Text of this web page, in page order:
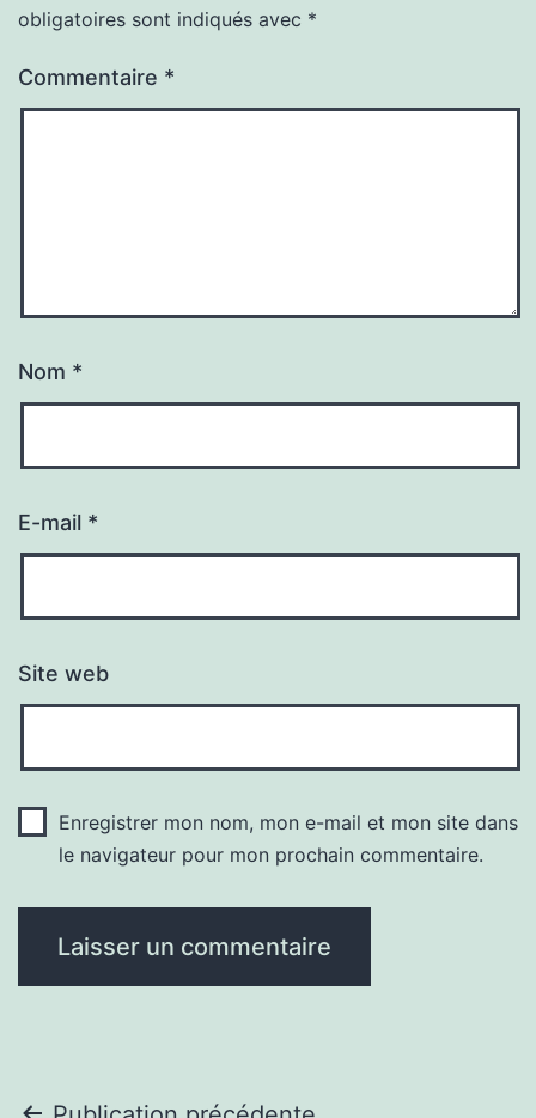
obligatoires sont indiqués avec *
Commentaire *
Nom *
E-mail *
Site web
Enregistrer mon nom, mon e-mail et mon site dans
le navigateur pour mon prochain commentaire.